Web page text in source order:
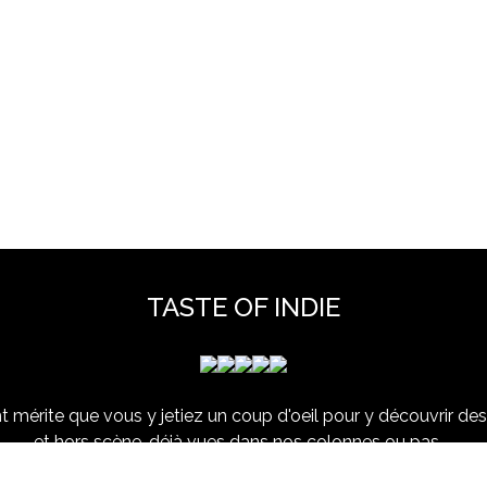
TASTE OF INDIE
que vous y jetiez un coup d'oeil pour y découvrir
et hors scène, déjà vues dans nos colonnes ou pas ...